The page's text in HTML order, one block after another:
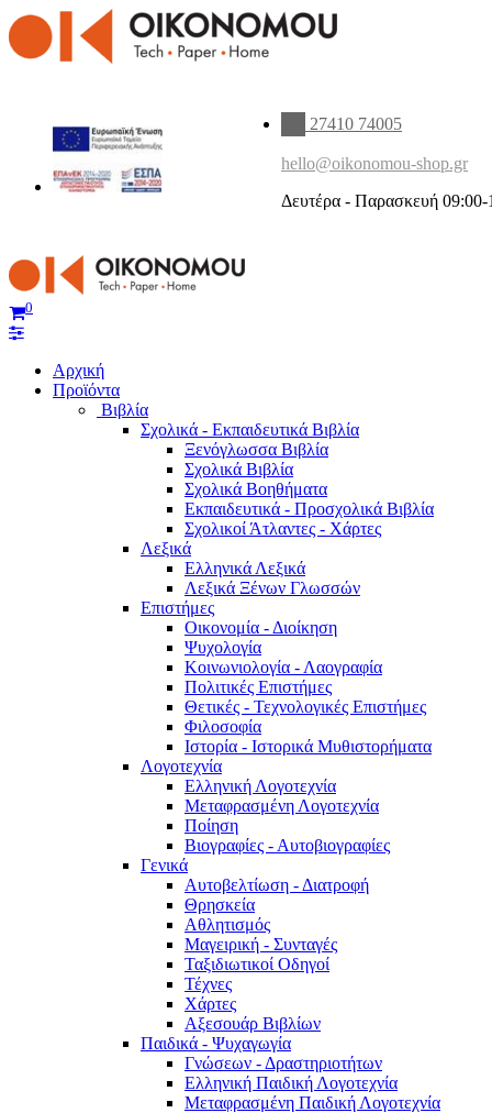
27410 74005
hello@oikonomou-shop.gr
Δευτέρα - Παρασκευή 09:00-
0
Αρχική
Προϊόντα
Βιβλία
Σχολικά - Εκπαιδευτικά Βιβλία
Ξενόγλωσσα Βιβλία
Σχολικά Βιβλία
Σχολικά Βοηθήματα
Εκπαιδευτικά - Προσχολικά Βιβλία
Σχολικοί Άτλαντες - Χάρτες
Λεξικά
Ελληνικά Λεξικά
Λεξικά Ξένων Γλωσσών
Επιστήμες
Οικονομία - Διοίκηση
Ψυχολογία
Κοινωνιολογία - Λαογραφία
Πολιτικές Eπιστήμες
Θετικές - Τεχνολογικές Επιστήμες
Φιλοσοφία
Ιστορία - Ιστορικά Μυθιστορήματα
Λογοτεχνία
Ελληνική Λογοτεχνία
Μεταφρασμένη Λογοτεχνία
Ποίηση
Βιογραφίες - Αυτοβιογραφίες
Γενικά
Αυτοβελτίωση - Διατροφή
Θρησκεία
Αθλητισμός
Μαγειρική - Συνταγές
Ταξιδιωτικοί Οδηγοί
Τέχνες
Χάρτες
Αξεσουάρ Βιβλίων
Παιδικά - Ψυχαγωγία
Γνώσεων - Δραστηριοτήτων
Ελληνική Παιδική Λογοτεχνία
Μεταφρασμένη Παιδική Λογοτεχνία